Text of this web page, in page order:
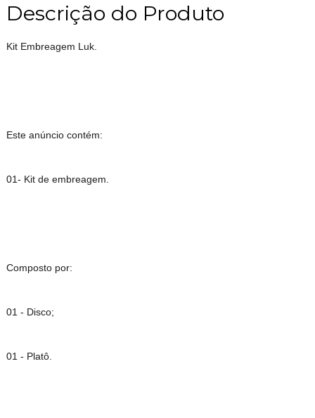
Descrição do Produto
Kit Embreagem Luk.
Este anúncio contém:
01- Kit de embreagem.
Composto por:
01 - Disco;
01 - Platô.